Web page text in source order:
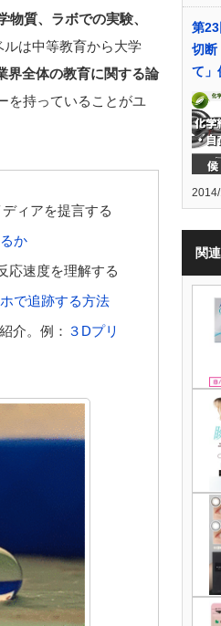
物質、ラボでの実験、
は中等教育から大学
界全体の教育に関する論
を持っていることがユ
ィアを提言する
か
応速度を理解する
で追跡する方法
介。例： ３Dプリ
第
切断
て」
関